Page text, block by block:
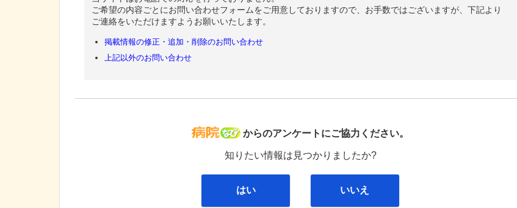
ご希望の内容ごとにお問い合わせフォームをご用意しておりますので、お手数ではございますが、下記より
ご連絡をいただけますようお願いいたします。
掲載情報の修正・追加・削除のお問い合わせ
上記以外のお問い合わせ
病院なび
からのアンケートにご協力ください。
知りたい情報は見つかりましたか?
はい いいえ